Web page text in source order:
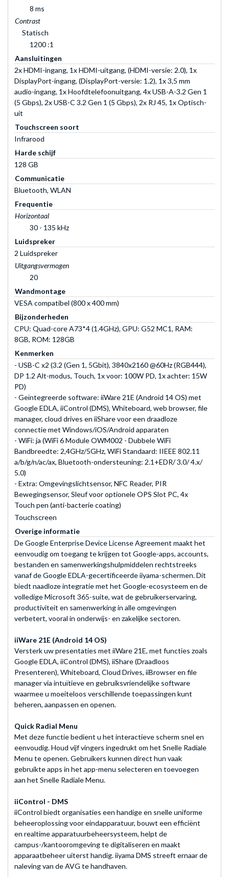
8 ms
Contrast
Statisch
1200 :1
Aansluitingen
2x HDMI-ingang, 1x HDMI-uitgang, (HDMI-versie: 2.0), 1x
DisplayPort-ingang, (DisplayPort-versie: 1.2), 1x 3,5 mm
audio-ingang, 1x Hoofdtelefoonuitgang, 4x USB-A-3.2 Gen 1
(5 Gbps), 2x USB-C 3.2 Gen 1 (5 Gbps), 2x RJ 45, 1x Optisch-
uit
Touchscreen soort
Infrarood
Harde schijf
128 GB
Communicatie
Bluetooth, WLAN
Frequentie
Horizontaal
30 - 135 kHz
Luidspreker
2 Luidspreker
Uitgangsvermogen
20
Wandmontage
VESA compatibel (800 x 400 mm)
Bijzonderheden
CPU: Quad-core A73*4 (1.4GHz), GPU: G52 MC1, RAM:
8GB, ROM: 128GB
Kenmerken
- USB-C x2 (3.2 (Gen 1, 5Gbit), 3840x2160 @60Hz (RGB444),
DP 1.2 Alt-modus, Touch, 1x voor: 100W PD, 1x achter: 15W
PD)
- Geïntegreerde software: iiWare 21E (Android 14 OS) met
Google EDLA, iiControl (DMS), Whiteboard, web browser, file
manager, cloud drives en iiShare voor een draadloze
connectie met Windows/iOS/Android apparaten
- WiFi: ja (WiFi 6 Module OWM002 - Dubbele WiFi
Bandbreedte: 2,4GHz/5GHz, WiFi Standaard: IIEEE 802.11
a/b/g/n/ac/ax, Bluetooth-ondersteuning: 2.1+EDR/ 3.0/ 4.x/
5.0)
- Extra: Omgevingslichtsensor, NFC Reader, PIR
Bewegingsensor, Sleuf voor optionele OPS Slot PC, 4x
Touch pen (anti-bacterie coating)
Touchscreen
Overige informatie
De Google Enterprise Device License Agreement maakt het
eenvoudig om toegang te krijgen tot Google-apps, accounts,
bestanden en samenwerkingshulpmiddelen rechtstreeks
vanaf de Google EDLA-gecertificeerde iiyama-schermen. Dit
biedt naadloze integratie met het Google-ecosysteem en de
volledige Microsoft 365-suite, wat de gebruikerservaring,
productiviteit en samenwerking in alle omgevingen
verbetert, vooral in onderwijs- en zakelijke sectoren.
iiWare 21E (Android 14 OS)
Versterk uw presentaties met iiWare 21E, met functies zoals
Google EDLA, iiControl (DMS), iiShare (Draadloos
Presenteren), Whiteboard, Cloud Drives, iiBrowser en file
manager via intuïtieve en gebruiksvriendelijke software
waarmee u moeiteloos verschillende toepassingen kunt
beheren, aanpassen en openen.
Quick Radial Menu
Met deze functie bedient u het interactieve scherm snel en
eenvoudig. Houd vijf vingers ingedrukt om het Snelle Radiale
Menu te openen. Gebruikers kunnen direct hun vaak
gebruikte apps in het app-menu selecteren en toevoegen
aan het Snelle Radiale Menu.
iiControl - DMS
iiControl biedt organisaties een handige en snelle uniforme
beheeroplossing voor eindapparatuur, bouwt een efficiënt
en realtime apparatuurbeheersysteem, helpt de
campus-/kantooromgeving te digitaliseren en maakt
apparaatbeheer uiterst handig. iiyama DMS streeft ernaar de
naleving van de AVG te handhaven.